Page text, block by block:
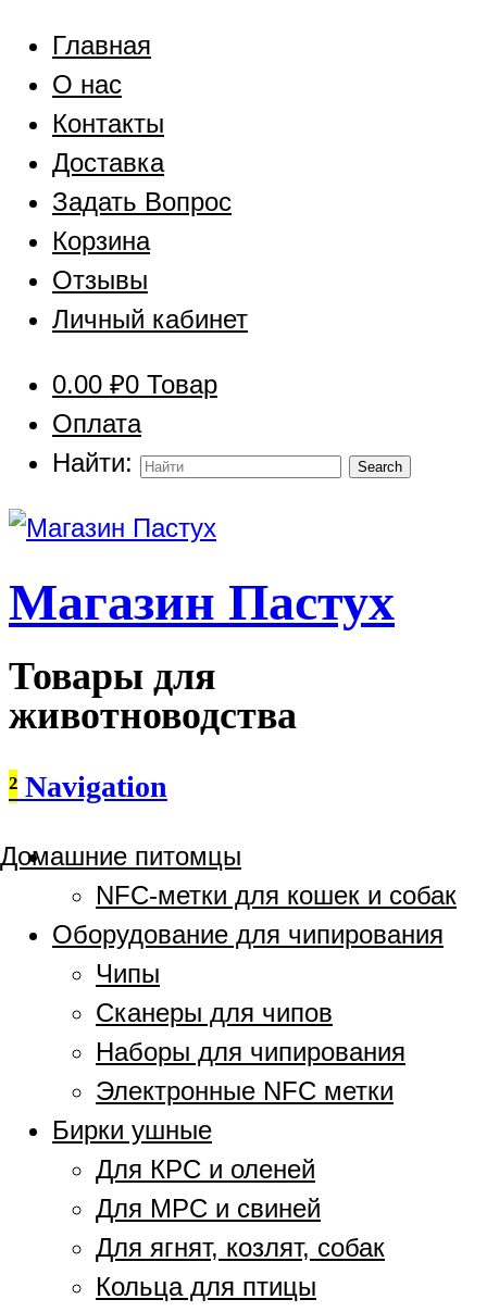
Главная
О нас
Контакты
Доставка
Задать Вопрос
Корзина
Отзывы
Личный кабинет
0.00 ₽0 Товар
Оплата
Найти:
Магазин Пастух
Товары для
животноводства
² Navigation
Домашние питомцы
NFC-метки для кошек и собак
Оборудование для чипирования
Чипы
Сканеры для чипов
Наборы для чипирования
Электронные NFC метки
Бирки ушные
Для КРС и оленей
Для МРС и свиней
Для ягнят, козлят, собак
Кольца для птицы